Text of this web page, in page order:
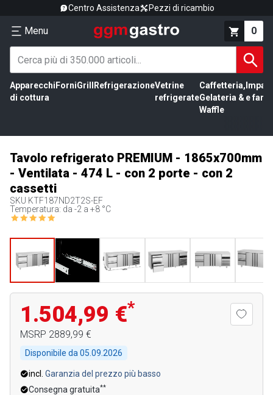
Centro Assistenza Pezzi di ricambio
Menu 0
Apparecchi
di cottura
ForniGrill RefrigerazioneVetrine
refrigerate
Caffetteria,
Gelateria &
Waffle
e
Tavolo refrigerato PREMIUM - 1865x700mm
- Ventilata - 474 L - con 2 porte - con 2
cassetti
SKU KTF187ND2T2S-EF
Temperatura: da -2 a +8 °C
1.504,99 €*
MSRP 2889,99 €
Disponibile da 05.09.2026
incl. Garanzia del prezzo più basso
Consegna gratuita**